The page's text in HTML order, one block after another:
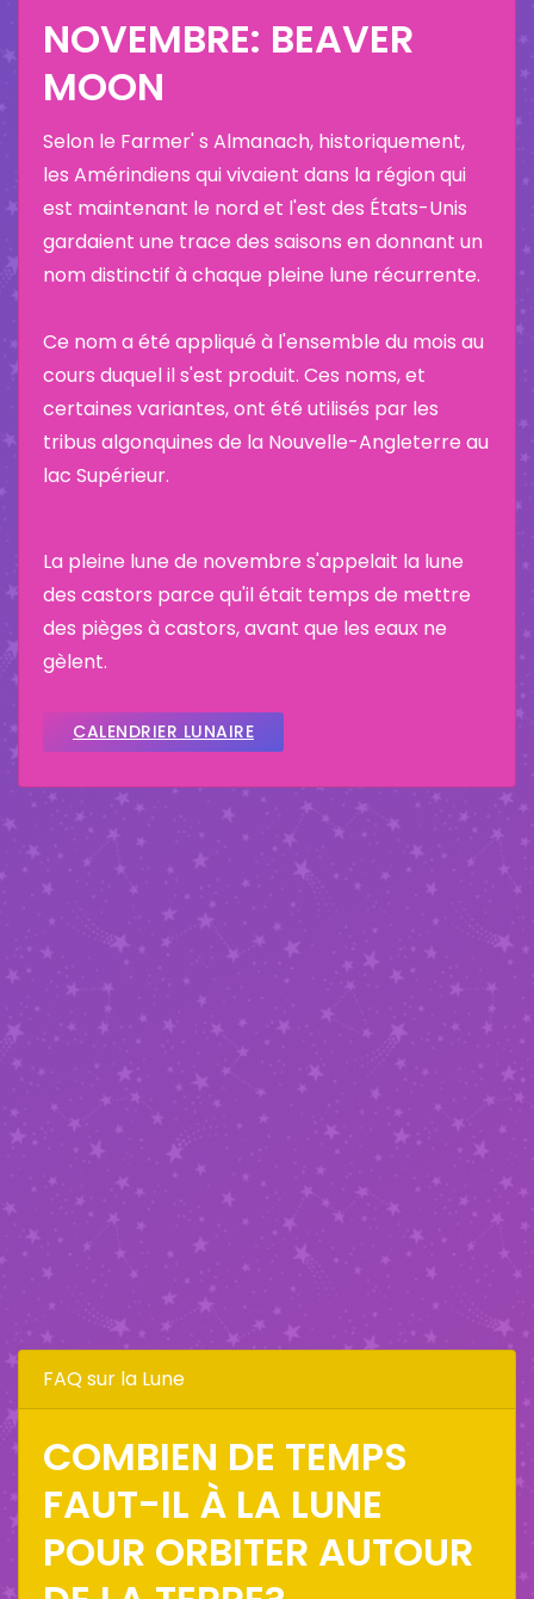
NOVEMBRE: BEAVER
MOON
Selon le Farmer' s Almanach, historiquement,
les Amérindiens qui vivaient dans la région qui
est maintenant le nord et l'est des États-Unis
gardaient une trace des saisons en donnant un
nom distinctif à chaque pleine lune récurrente.
Ce nom a été appliqué à l'ensemble du mois au
cours duquel il s'est produit. Ces noms, et
certaines variantes, ont été utilisés par les
tribus algonquines de la Nouvelle-Angleterre au
lac Supérieur.
La pleine lune de novembre s'appelait la lune
des castors parce qu'il était temps de mettre
des pièges à castors, avant que les eaux ne
gèlent.
CALENDRIER LUNAIRE
FAQ sur la Lune
COMBIEN DE TEMPS
FAUT-IL À LA LUNE
POUR ORBITER AUTOUR